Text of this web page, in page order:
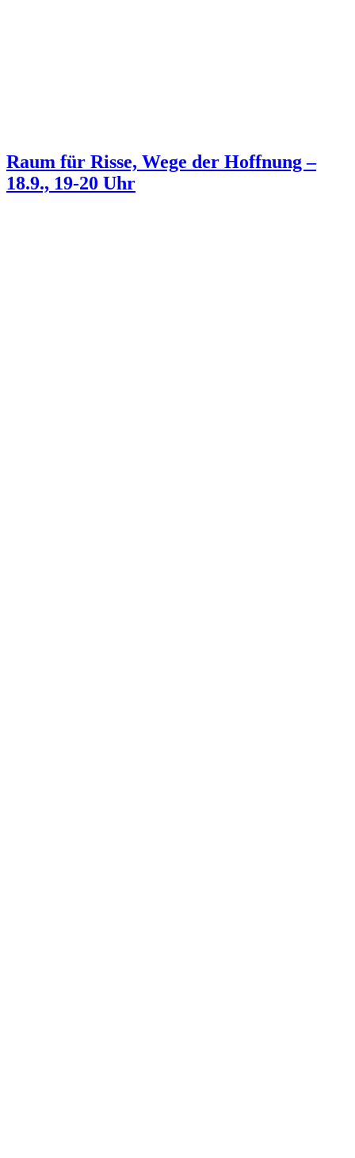
Raum für Risse, Wege der Hoffnung –
18.9., 19-20 Uhr